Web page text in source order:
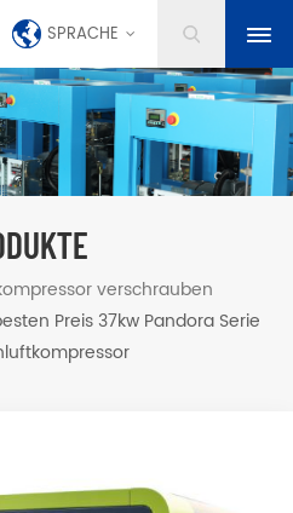
SPRACHE
verschrauben
Preis 37kw Pandora Serie